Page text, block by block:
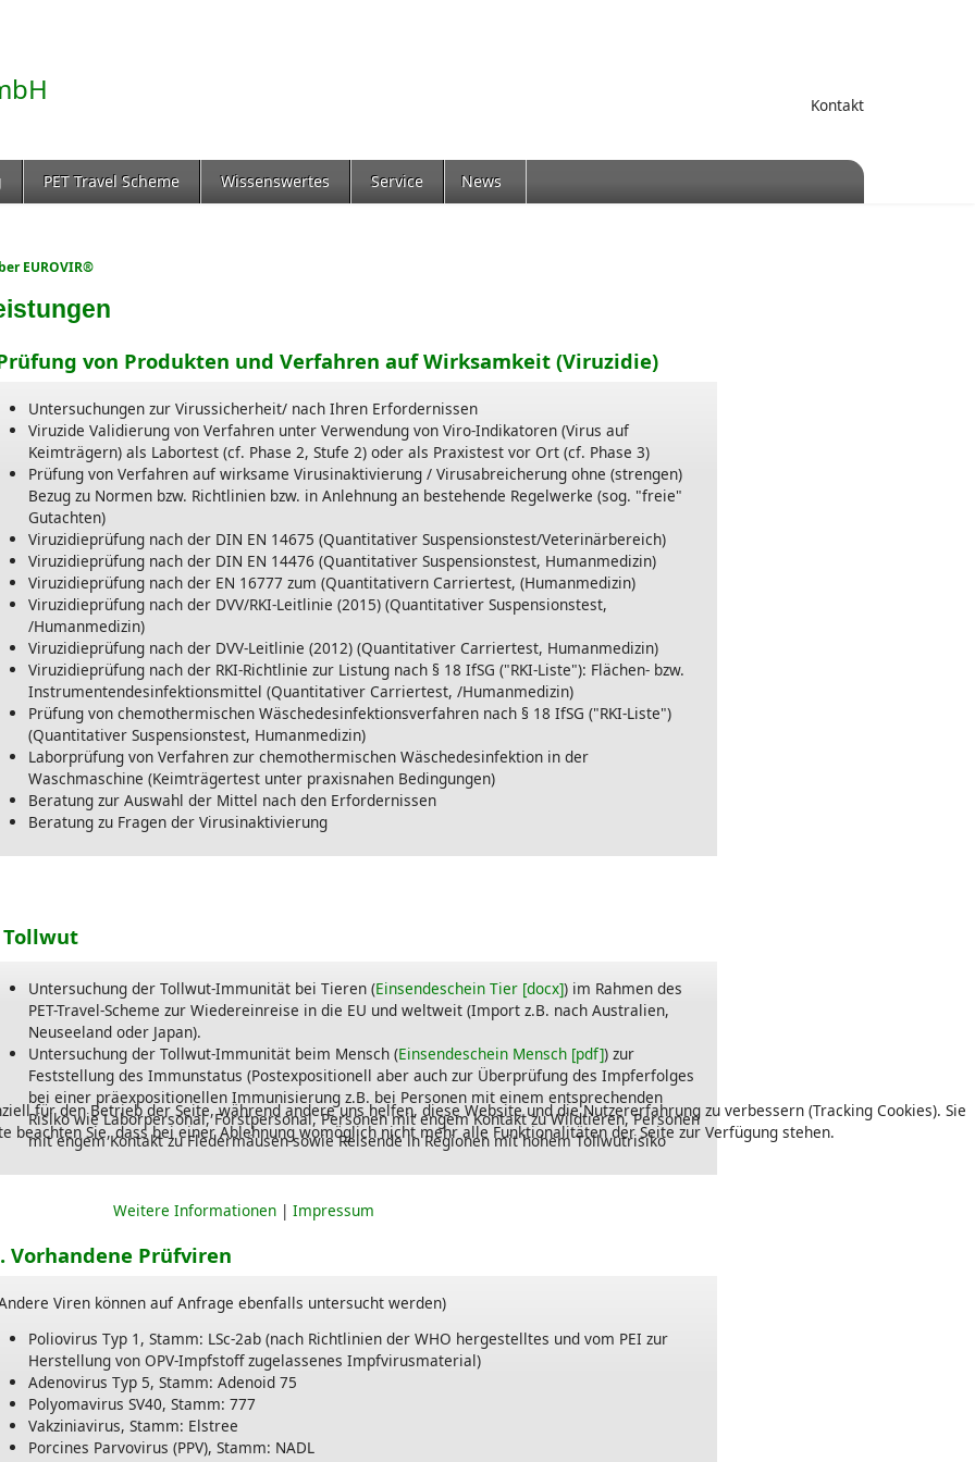
Kontakt
PET Travel Scheme Wissenswertes Service News
EUROVIR®
von Produkten und Verfahren auf Wirksamkeit (Viruzidie)
Untersuchungen zur Virussicherheit/ nach Ihren Erfordernissen
Viruzide Validierung von Verfahren unter Verwendung von Viro-Indikatoren (Virus auf
Keimträgern) als Labortest (cf. Phase 2, Stufe 2) oder als Praxistest vor Ort (cf. Phase 3)
Prüfung von Verfahren auf wirksame Virusinaktivierung / Virusabreicherung ohne (strengen)
Bezug zu Normen bzw. Richtlinien bzw. in Anlehnung an bestehende Regelwerke (sog. "freie"
Gutachten)
Viruzidieprüfung nach der DIN EN 14675 (Quantitativer Suspensionstest/Veterinärbereich)
Viruzidieprüfung nach der DIN EN 14476 (Quantitativer Suspensionstest, Humanmedizin)
Viruzidieprüfung nach der EN 16777 zum (Quantitativern Carriertest, (Humanmedizin)
Viruzidieprüfung nach der DVV/RKI-Leitlinie (2015) (Quantitativer Suspensionstest,
/Humanmedizin)
Viruzidieprüfung nach der DVV-Leitlinie (2012) (Quantitativer Carriertest, Humanmedizin)
Viruzidieprüfung nach der RKI-Richtlinie zur Listung nach § 18 IfSG ("RKI-Liste"): Flächen- bzw.
Instrumentendesinfektionsmittel (Quantitativer Carriertest, /Humanmedizin)
Prüfung von chemothermischen Wäschedesinfektionsverfahren nach § 18 IfSG ("RKI-Liste")
(Quantitativer Suspensionstest, Humanmedizin)
Laborprüfung von Verfahren zur chemothermischen Wäschedesinfektion in der
Waschmaschine (Keimträgertest unter praxisnahen Bedingungen)
Beratung zur Auswahl der Mittel nach den Erfordernissen
Beratung zu Fragen der Virusinaktivierung
Untersuchung der Tollwut-Immunität bei Tieren (Einsendeschein Tier [docx]) im Rahmen des
PET-Travel-Scheme zur Wiedereinreise in die EU und weltweit (Import z.B. nach Australien,
Neuseeland oder Japan).
Untersuchung der Tollwut-Immunität beim Mensch (Einsendeschein Mensch [pdf]) zur
Feststellung des Immunstatus (Postexpositionell aber auch zur Überprüfung des Impferfolges
bei einer präexpositionellen Immunisierung z.B. bei Personen mit einem entsprechenden
Risiko wie Laborpersonal, Forstpersonal, Personen mit engem Kontakt zu Wildtieren, Personen
mit engem Kontakt zu Fledermäusen sowie Reisende in Regionen mit hohem Tollwutrisiko
Vorhandene Prüfviren
Viren können auf Anfrage ebenfalls untersucht werden)
Poliovirus Typ 1, Stamm: LSc-2ab (nach Richtlinien der WHO hergestelltes und vom PEI zur
Herstellung von OPV-Impfstoff zugelassenes Impfvirusmaterial)
Adenovirus Typ 5, Stamm: Adenoid 75
Polyomavirus SV40, Stamm: 777
Vakziniavirus, Stamm: Elstree
Porcines Parvovirus (PPV), Stamm: NADL
für den Betrieb der Seite, während andere uns helfen, diese Website und die Nutzererfahrung zu verbessern (Tracking Cookies). Sie
beachten Sie, dass bei einer Ablehnung womöglich nicht mehr alle Funktionalitäten der Seite zur Verfügung stehen.
Weitere Informationen | Impressum